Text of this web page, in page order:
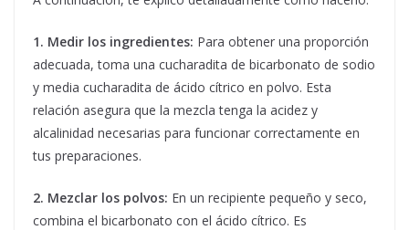
1. Medir los ingredientes: Para obtener una proporción
adecuada, toma una cucharadita de bicarbonato de sodio
y media cucharadita de ácido cítrico en polvo. Esta
relación asegura que la mezcla tenga la acidez y
alcalinidad necesarias para funcionar correctamente en
tus preparaciones.
2. Mezclar los polvos: En un recipiente pequeño y seco,
combina el bicarbonato con el ácido cítrico. Es